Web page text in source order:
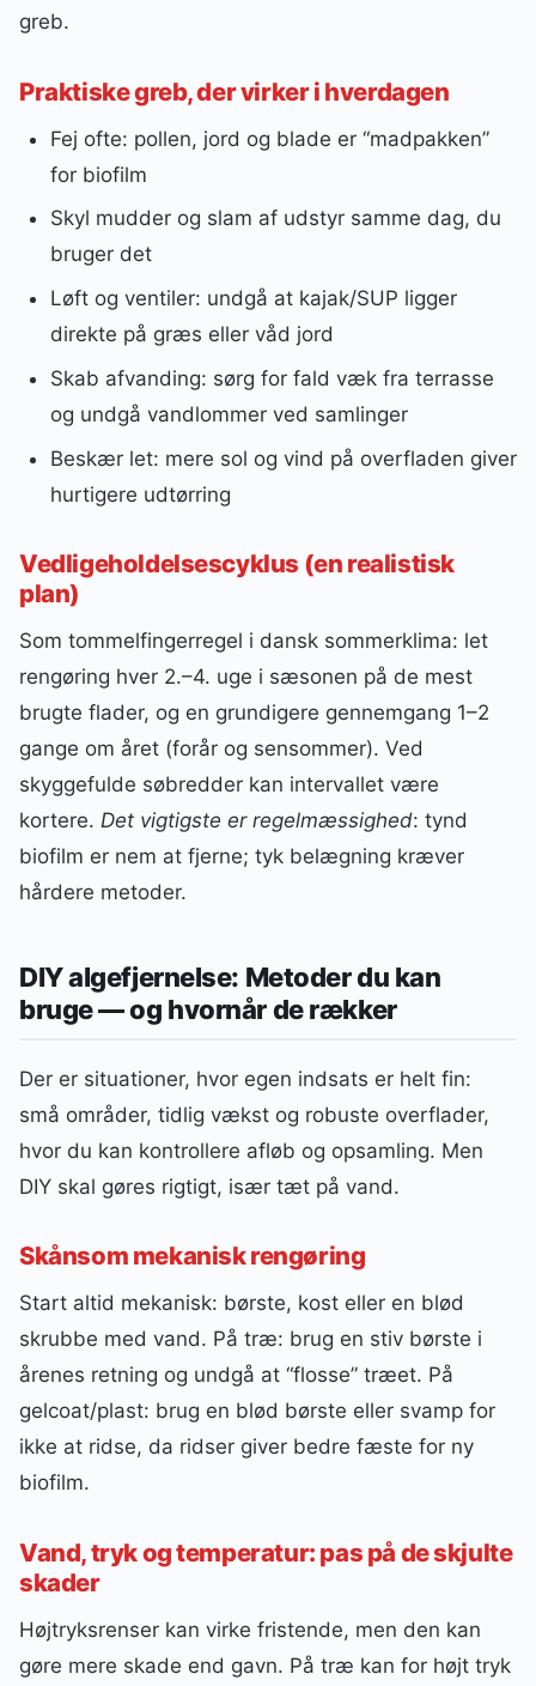
greb.
Praktiske greb, der virker i hverdagen
Fej ofte: pollen, jord og blade er “madpakken”
for biofilm
Skyl mudder og slam af udstyr samme dag, du
bruger det
Løft og ventiler: undgå at kajak/SUP ligger
direkte på græs eller våd jord
Skab afvanding: sørg for fald væk fra terrasse
og undgå vandlommer ved samlinger
Beskær let: mere sol og vind på overfladen giver
hurtigere udtørring
Vedligeholdelsescyklus (en realistisk
plan)
Som tommelfingerregel i dansk sommerklima: let
rengøring hver 2.–4. uge i sæsonen på de mest
brugte flader, og en grundigere gennemgang 1–2
gange om året (forår og sensommer). Ved
skyggefulde søbredder kan intervallet være
kortere. Det vigtigste er regelmæssighed: tynd
biofilm er nem at fjerne; tyk belægning kræver
hårdere metoder.
DIY algefjernelse: Metoder du kan
bruge — og hvornår de rækker
Der er situationer, hvor egen indsats er helt fin:
små områder, tidlig vækst og robuste overflader,
hvor du kan kontrollere afløb og opsamling. Men
DIY skal gøres rigtigt, især tæt på vand.
Skånsom mekanisk rengøring
Start altid mekanisk: børste, kost eller en blød
skrubbe med vand. På træ: brug en stiv børste i
årenes retning og undgå at “flosse” træet. På
gelcoat/plast: brug en blød børste eller svamp for
ikke at ridse, da ridser giver bedre fæste for ny
biofilm.
Vand, tryk og temperatur: pas på de skjulte
skader
Højtryksrenser kan virke fristende, men den kan
gøre mere skade end gavn. På træ kan for højt tryk